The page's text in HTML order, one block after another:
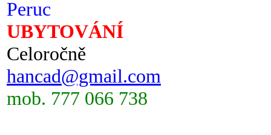
Peruc
UBYTOVÁNÍ
Celoročně
hancad@gmail.com
mob. 777 066 738